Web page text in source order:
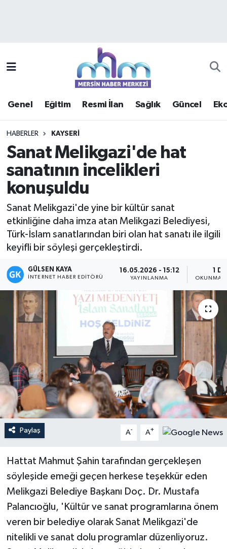
Genel Eğitim Resmi İlan Sağlık Güncel
HABERLER KAYSERI
Sanat Melikgazi'de hat
sanatının incelikleri
konuşuldu
Sanat Melikgazi'de yine bir kültür sanat
etkinliğine daha imza atan Melikgazi Belediyesi,
Türk-İslam sanatlarından biri olan hat sanatı ile ilgili
keyifli bir söyleşi gerçekleştirdi.
GÜLSEN KAYA
İNTERNET HABER EDITÖRÜ
16.05.2026 - 15:12
YAYINLANMA
1 DK
OKUNMA
Paylaş A- A+
Hattat Mahmut Şahin tarafından gerçekleşen
söyleşide emeği geçen herkese teşekkür eden
Melikgazi Belediye Başkanı Doç. Dr. Mustafa
Palancıoğlu, 'Kültür ve sanat programlarına önem
veren bir belediye olarak Sanat Melikgazi'de
nitelikli ve sanat dolu programlar düzenliyoruz.
Güncel
Haberde insan
Kültür - Sanat
Magazin
Mersin
Mersin Tarihi
Özel Haber
Resmi İlan
Sağlık
Spor
Teknoloji
Yaşam
Mersin Trafik Yoğunluk Haritası
Süper Lig Puan Durumu ve Fikstür
Haber Arşivi